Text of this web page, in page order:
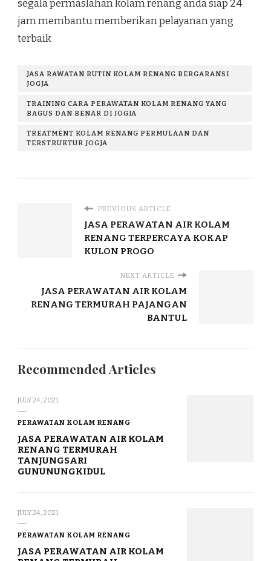
segala permaslahan kolam renang anda siap 24
jam membantu memberikan pelayanan yang
terbaik
JASA RAWATAN RUTIN KOLAM RENANG BERGARANSI
JOGJA
TRAINING CARA PERAWATAN KOLAM RENANG YANG
BAGUS DAN BENAR DI JOGJA
TREATMENT KOLAM RENANG PERMULAAN DAN
TERSTRUKTUR JOGJA
PREVIOUS ARTICLE
JASA PERAWATAN AIR KOLAM
RENANG TERPERCAYA KOKAP
KULON PROGO
NEXT ARTICLE
JASA PERAWATAN AIR KOLAM
RENANG TERMURAH PAJANGAN
BANTUL
Recommended Articles
JULY 24, 2021
PERAWATAN KOLAM RENANG
JASA PERAWATAN AIR KOLAM
RENANG TERMURAH
TANJUNGSARI
GUNUNUNGKIDUL
JULY 24, 2021
PERAWATAN KOLAM RENANG
JASA PERAWATAN AIR KOLAM